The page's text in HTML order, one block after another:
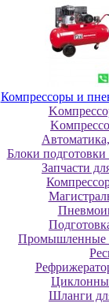
Компрессоры и
Блоки подготовки
Запчасти
Промышленные
Шланги